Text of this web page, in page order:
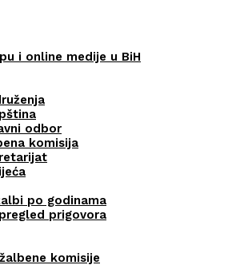
i online medije u BiH
odbor
komisija
po godinama
prigovora
komisije